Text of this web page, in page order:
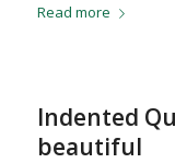
Read more
Indented
beautiful